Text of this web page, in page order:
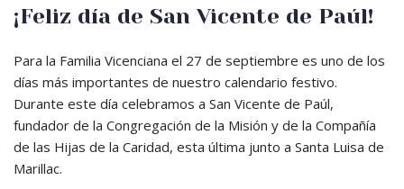
¡Feliz día de San Vicente de Paúl!
Para la Familia Vicenciana el 27 de septiembre es uno de los
días más importantes de nuestro calendario festivo.
Durante este día celebramos a San Vicente de Paúl,
fundador de la Congregación de la Misión y de la Compañía
de las Hijas de la Caridad, esta última junto a Santa Luisa de
Marillac.